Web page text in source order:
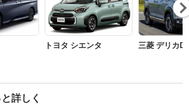
トヨタ シエンタ 三菱 デリカD:5
Nex
t
詳しく